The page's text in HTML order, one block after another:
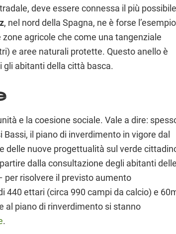
deve essere connessa il più
, nel nord della Spagna, ne è forse
agricole che come una tangenziale
e aree naturali protette. Questo anello è
gli abitanti della città basca.
e la coesione sociale. Vale a dire:
Bassi, il piano di inverdimento in vigore dal
delle nuove progettualità sul verde
dalla consultazione degli abitanti delle
per risolvere il previsto aumento
440 ettari (circa 990 campi da calcio) e
al piano di rinverdimento si stanno
.